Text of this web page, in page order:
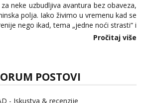
neke uzbudljiva avantura bez obaveza,
polja. Iako živimo u vremenu kad se
nego ikad, tema „jedne noći strasti“ i
rasprave. Što zapravo misle žene, a što
Pročitaj više
POSTOVI
- Iskustva & recenzije